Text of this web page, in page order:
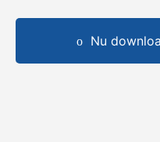
Nu